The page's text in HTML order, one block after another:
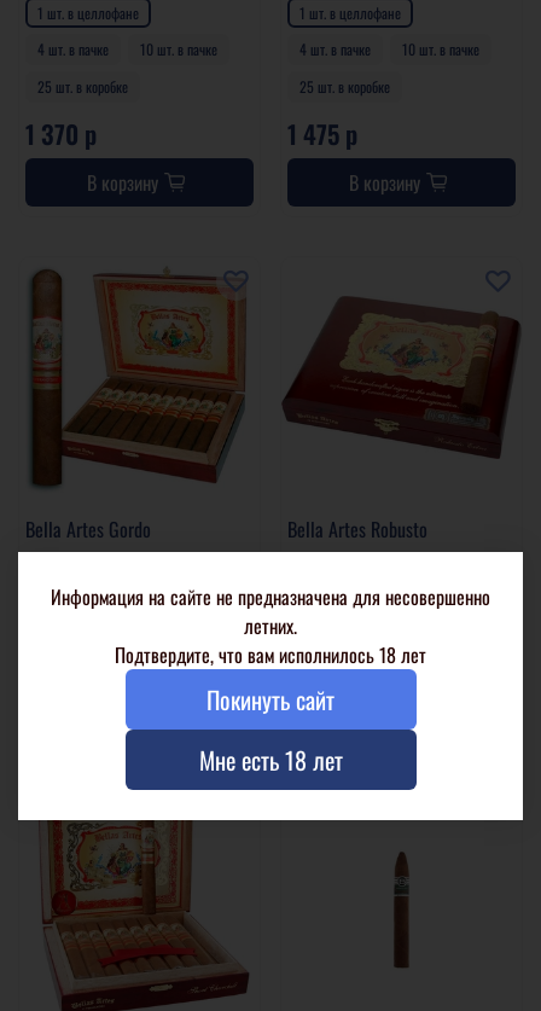
1 шт. в целлофане
4 шт. в пачке
10 шт. в пачке
25 шт. в коробке
1 370 р
В корзину
1 шт. в целлофане
4 шт. в пачке
10 шт. в пачке
25 шт. в коробке
1 475 р
В корзину
Bella Artes Gordo
20 шт. в коробке
Bella Artes Robusto
20 шт. в коробке
2 400 р
Информация на сайте не предназначена для несовершенно
летних.
Подтвердите, что вам исполнилось 18 лет
Покинуть сайт
Мне есть 18 лет